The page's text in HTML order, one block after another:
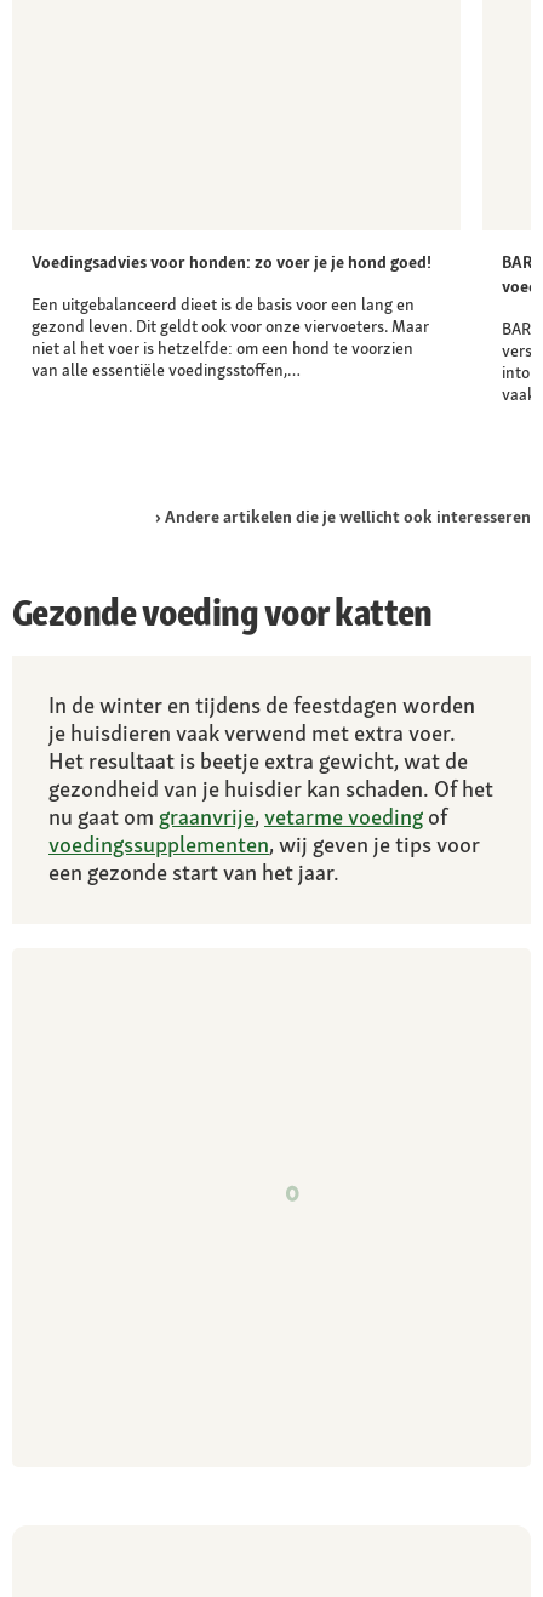
Voedingsadvies voor honden: zo voer je je hond goed!
Een uitgebalanceerd dieet is de basis voor een lang en
gezond leven. Dit geldt ook voor onze viervoeters. Maar
niet al het voer is hetzelfde: om een hond te voorzien
van alle essentiële voedingsstoffen,…
vers
vaak
Andere artikelen die je wellicht ook interesseren
Gezonde voeding voor katten
In de winter en tijdens de feestdagen worden
je huisdieren vaak verwend met extra voer.
Het resultaat is beetje extra gewicht, wat de
gezondheid van je huisdier kan schaden. Of het
nu gaat om graanvrije, vetarme voeding of
voedingssupplementen, wij geven je tips voor
een gezonde start van het jaar.